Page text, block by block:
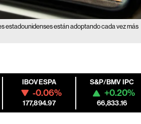
estadounidenses están adoptando cada vez más
IBOVESPA
-0.06%
177,894.97
S&P/BMV IPC
+0.20%
66,833.16